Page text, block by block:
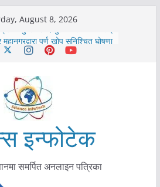
August 8, 2026
पुष्टिपछि दार्चुलाका सीमामा कडाइ
महानगरद्वारा पूर्ण खोप सुनिश्चित घोषणा
प्रणालीको भूमिका महत्वपूर्ण छ :
शाह
आयुर्वेद स्वास्थ्योपचारतर्फ
इन्फोटेक
समर्पित अनलाइन पत्रिका